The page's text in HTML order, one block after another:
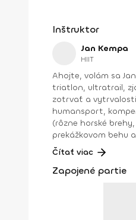
Inštruktor
Jan Kempa
HIIT
Ahojte, volám sa
triatlon, ultratrail,
zotrvať a vytrvalosti. Absolvované kurzy: Kondičný a fitnes tréner 2. triedy Certifikovaný tréner silových cvičení, cvičení s balančnými pomôckami,
humansport, kompenzačných
(rôzne horské brehy, 24-hodinové behy a pod.) desiatky
Čítať viac
Zapojené partie